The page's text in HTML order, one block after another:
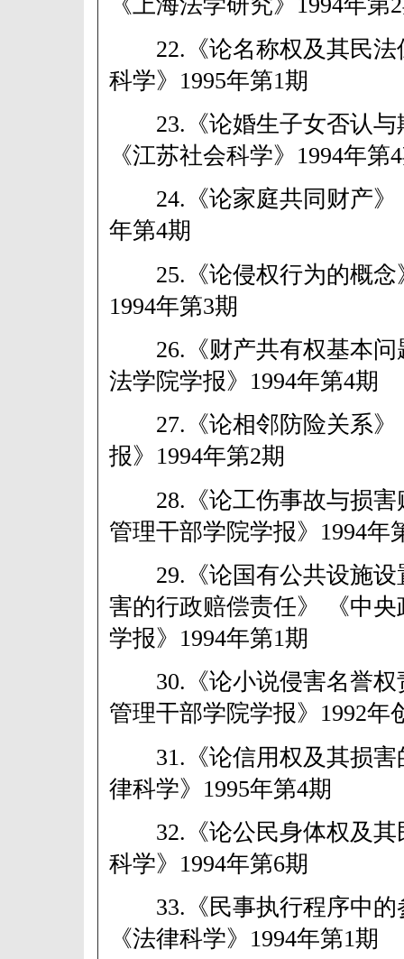
《上海法学研究》1994年第
22.《论名称权及其民法
科学》1995年第1期
23.《论婚生子女否认与
《江苏社会科学》1994年第
24.《论家庭共同财产》
年第4期
25.《论侵权行为的概念
1994年第3期
26.《财产共有权基本问
法学院学报》1994年第4期
27.《论相邻防险关系》
报》1994年第2期
28.《论工伤事故与损害
管理干部学院学报》1994年
29.《论国有公共设施设
害的行政赔偿责任》 《中
学报》1994年第1期
30.《论小说侵害名誉权
管理干部学院学报》1992年
31.《论信用权及其损害
律科学》1995年第4期
32.《论公民身体权及其
科学》1994年第6期
33.《民事执行程序中的
《法律科学》1994年第1期